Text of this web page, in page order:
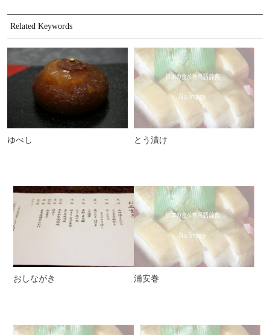
Related Keywords
ゆべし とう漬け
おしながき 浦安巻